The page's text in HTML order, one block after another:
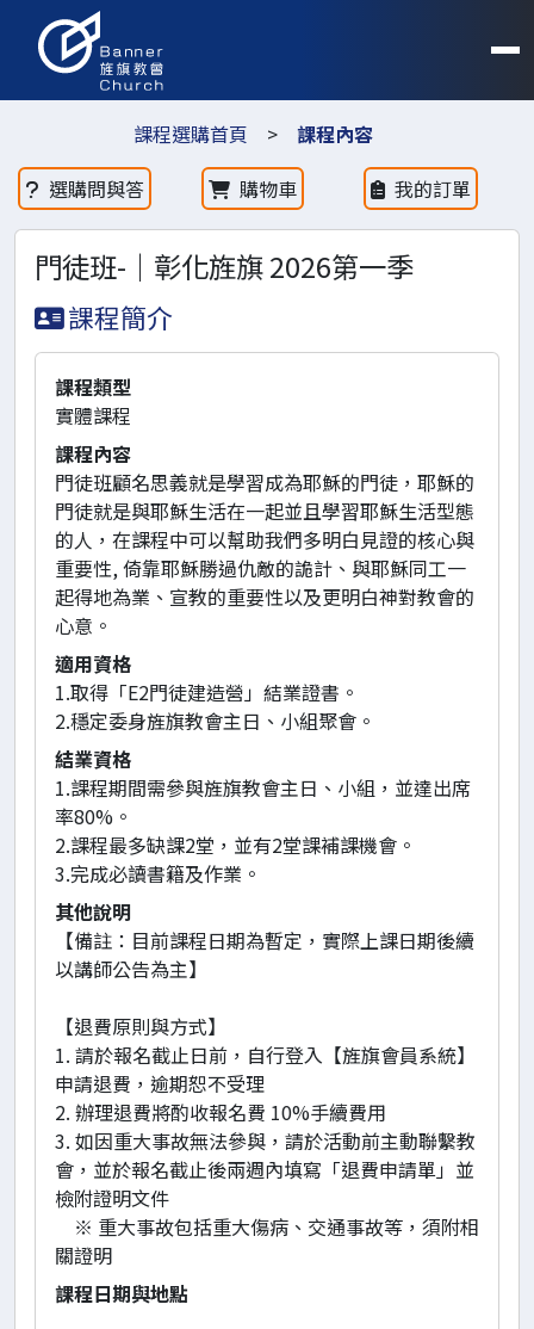
課程選購首頁 >
課程內容
選購問與答
購物車 我的訂單
門徒班-｜彰化旌旗 2026第一季
課程簡介
課程類型
實體課程
課程內容
門徒班顧名思義就是學習成為耶穌的門徒，耶穌的
門徒就是與耶穌生活在一起並且學習耶穌生活型態
的人，在課程中可以幫助我們多明白見證的核心與
重要性, 倚靠耶穌勝過仇敵的詭計、與耶穌同工一
起得地為業、宣教的重要性以及更明白神對教會的
心意。
適用資格
1.取得「E2門徒建造營」結業證書。
2.穩定委身旌旗教會主日、小組聚會。
結業資格
1.課程期間需參與旌旗教會主日、小組，並達出席
率80%。
2.課程最多缺課2堂，並有2堂課補課機會。
3.完成必讀書籍及作業。
其他說明
【備註：目前課程日期為暫定，實際上課日期後續
以講師公告為主】
【退費原則與方式】
1. 請於報名截止日前，自行登入【旌旗會員系統】
申請退費，逾期恕不受理
2. 辦理退費將酌收報名費 10%手續費用
3. 如因重大事故無法參與，請於活動前主動聯繫教
會，並於報名截止後兩週內填寫「退費申請單」並
檢附證明文件
※ 重大事故包括重大傷病、交通事故等，須附相
關證明
課程日期與地點